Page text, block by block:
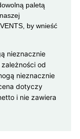
paletą
by wnieść
nieznacznie
od
nieznacznie
dotyczy
i nie zawiera